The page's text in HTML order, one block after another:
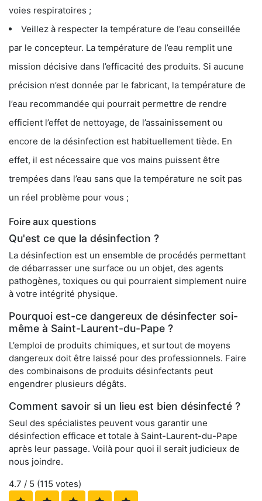
voies respiratoires ;
Veillez à respecter la température de l’eau conseillée
par le concepteur. La température de l’eau remplit une
mission décisive dans l’efficacité des produits. Si aucune
précision n’est donnée par le fabricant, la température de
l’eau recommandée qui pourrait permettre de rendre
efficient l’effet de nettoyage, de l’assainissement ou
encore de la désinfection est habituellement tiède. En
effet, il est nécessaire que vos mains puissent être
trempées dans l’eau sans que la température ne soit pas
un réel problème pour vous ;
Foire aux questions
Qu'est ce que la désinfection ?
La désinfection est un ensemble de procédés permettant
de débarrasser une surface ou un objet, des agents
pathogènes, toxiques ou qui pourraient simplement nuire
à votre intégrité physique.
Pourquoi est-ce dangereux de désinfecter soi-
même à Saint-Laurent-du-Pape ?
L’emploi de produits chimiques, et surtout de moyens
dangereux doit être laissé pour des professionnels. Faire
des combinaisons de produits désinfectants peut
engendrer plusieurs dégâts.
Comment savoir si un lieu est bien désinfecté ?
Seul des spécialistes peuvent vous garantir une
désinfection efficace et totale à Saint-Laurent-du-Pape
après leur passage. Voilà pour quoi il serait judicieux de
nous joindre.
4.7 / 5 (115 votes)